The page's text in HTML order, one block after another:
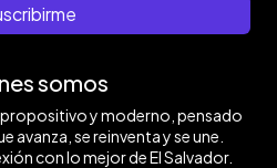
somos
y moderno, pensado
avanza, se reinventa y se une.
con lo mejor de El Salvador.